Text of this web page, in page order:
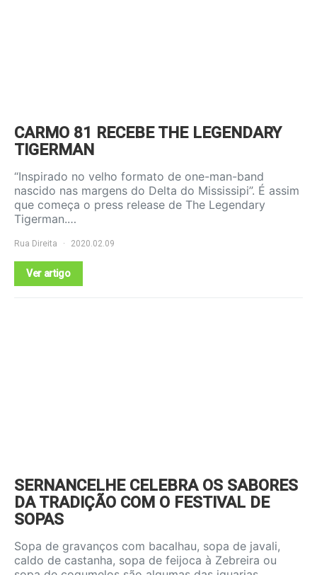
CARMO 81 RECEBE THE LEGENDARY
TIGERMAN
“Inspirado no velho formato de one-man-band
nascido nas margens do Delta do Mississipi”. É assim
que começa o press release de The Legendary
Tigerman.…
Rua Direita 2020.02.09
Ver artigo
SERNANCELHE CELEBRA OS SABORES
DA TRADIÇÃO COM O FESTIVAL DE
SOPAS
Sopa de gravanços com bacalhau, sopa de javali,
caldo de castanha, sopa de feijoca à Zebreira ou